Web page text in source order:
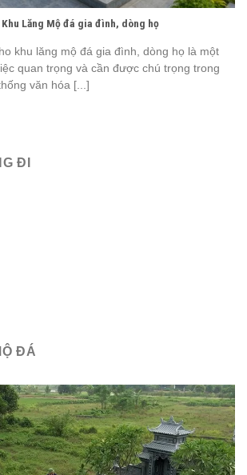
Lăng Mộ đá gia đình, dòng họ
khu lăng mộ đá gia đình, dòng họ là một
quan trọng và cần được chú trọng trong
văn hóa [...]
ĐI
ĐÁ